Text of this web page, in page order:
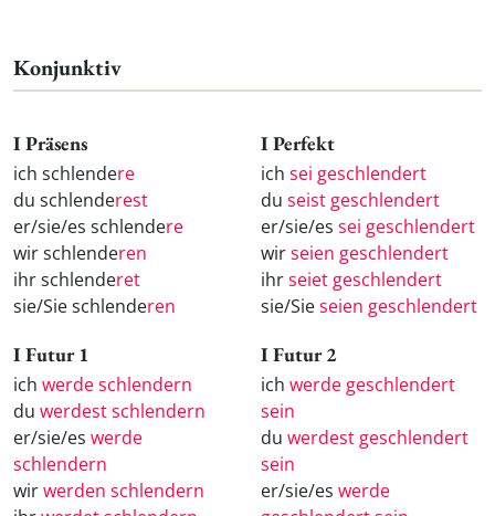
Konjunktiv
I Präsens
ich schlendere
du schlenderest
er/sie/es schlendere
wir schlenderen
ihr schlenderet
sie/Sie schlenderen
I Perfekt
ich sei geschlendert
du seist geschlendert
er/sie/es sei geschlendert
wirseien geschlendert
ihrseiet geschlendert
sie/Sieseien geschlendert
I Futur 1
ich werde schlendern
du werdest schlendern
er/sie/es werde
schlendern
wirwerden schlendern
I Futur 2
ich werde geschlendert
sein
du werdest geschlendert
sein
er/sie/es werde